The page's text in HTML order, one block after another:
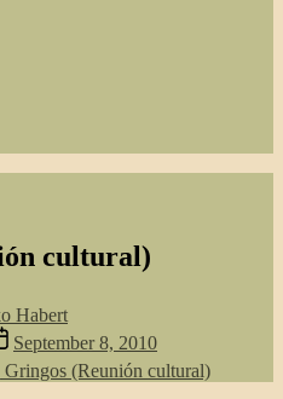
cultural)
Habert
September 8, 2010
Gringos (Reunión cultural)